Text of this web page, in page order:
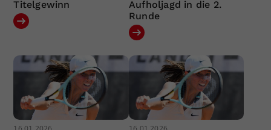
Titelgewinn
Aufholjagd in die 2.
Runde